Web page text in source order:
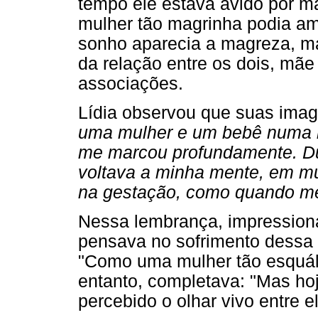
mulher tão magrinha podia
sonho aparecia a magreza,
da relação entre os dois,
associações.
Lídia observou que suas
uma mulher e um bebê
me marcou profundamente.
voltava a minha mente, em
na gestação, como quando
Nessa lembrança,
pensava no sofrimento
"Como uma mulher tão
entanto, completava: "Mas
percebido o olhar vivo entre